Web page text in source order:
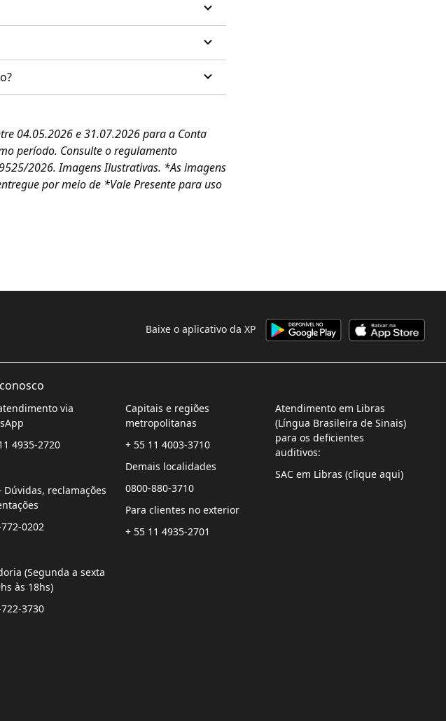
04.05.2026 e 31.07.2026 para a Conta
período. Consulte o regulamento
2026. Imagens Ilustrativas. *As imagens
por meio de *Vale Presente para uso
Baixe o aplicativo da XP
via
4935-2720
Dúvidas, reclamações
0202
(Segunda a sexta
às 18hs)
3730
Capitais e regiões
metropolitanas
+ 55 11 4003-3710
Demais localidades
0800-880-3710
Para clientes no exterior
+ 55 11 4935-2701
Atendimento em Libras
(Língua Brasileira de Sinais)
para os deficientes
auditivos:
SAC em Libras (clique aqui)